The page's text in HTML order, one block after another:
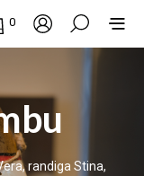
0
randiga Stina,